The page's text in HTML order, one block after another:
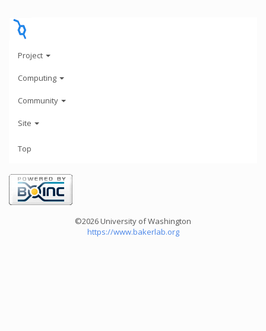
Project
Computing
Community
Site
Top
©2026 University of Washington
https://www.bakerlab.org